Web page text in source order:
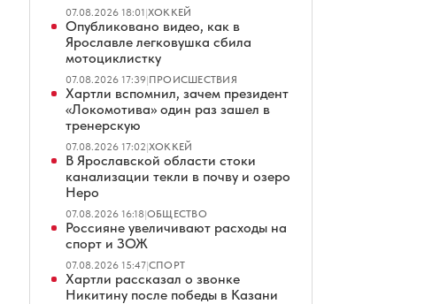
07.08.2026 18:01|ХОККЕЙ
Опубликовано видео, как в
Ярославле легковушка сбила
мотоциклистку
07.08.2026 17:39|ПРОИСШЕСТВИЯ
Хартли вспомнил, зачем президент
«Локомотива» один раз зашел в
тренерскую
07.08.2026 17:02|ХОККЕЙ
В Ярославской области стоки
канализации текли в почву и озеро
Неро
07.08.2026 16:18|ОБЩЕСТВО
Россияне увеличивают расходы на
спорт и ЗОЖ
07.08.2026 15:47|СПОРТ
Хартли рассказал о звонке
Никитину после победы в Казани